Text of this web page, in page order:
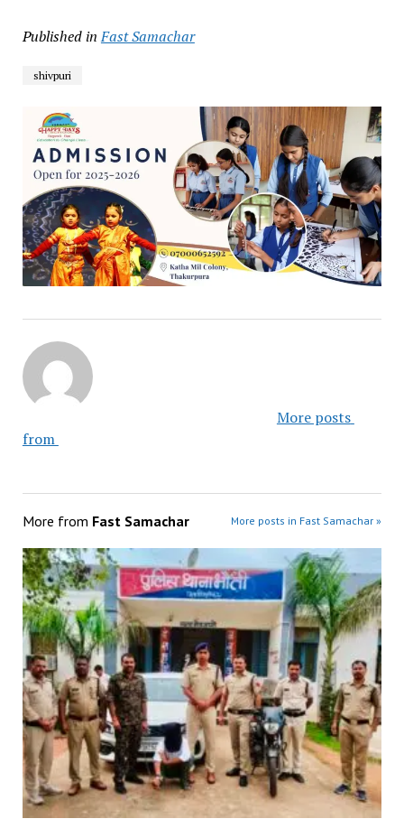
Published in Fast Samachar
shivpuri
More from Fast Samachar More posts in Fast Samachar »